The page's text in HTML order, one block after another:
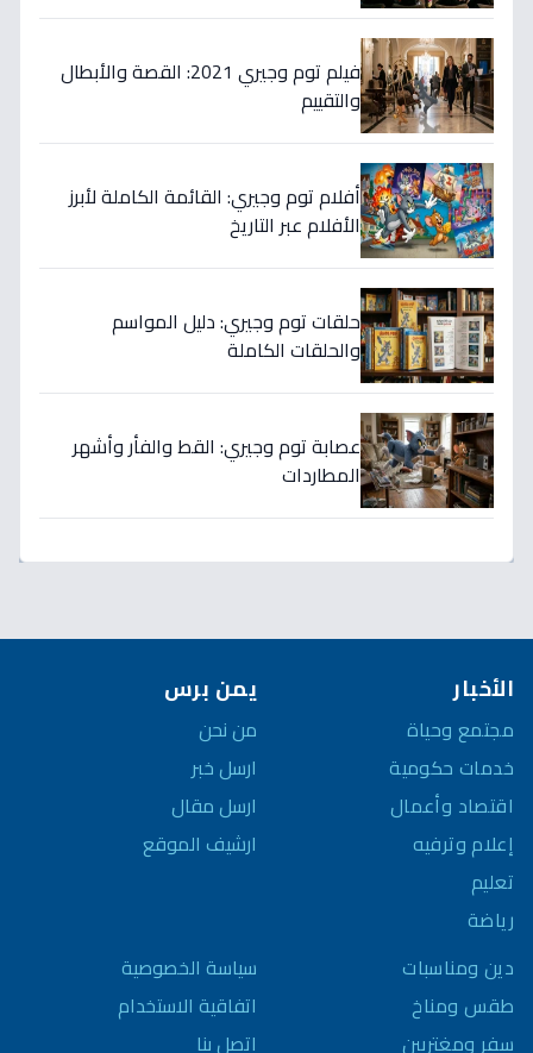
فيلم توم وجيري 2021: القصة والأبطال
والتقييم
أفلام توم وجيري: القائمة الكاملة لأبرز
الأفلام عبر التاريخ
حلقات توم وجيري: دليل المواسم
والحلقات الكاملة
عصابة توم وجيري: القط والفأر وأشهر
المطاردات
الأخبار
مجتمع وحياة
خدمات حكومية
اقتصاد وأعمال
إعلام وترفيه
تعليم
رياضة
دين ومناسبات
طقس ومناخ
سفر ومغتربين
يمن برس
من نحن
ارسل خبر
ارسل مقال
ارشيف الموقع
سياسة الخصوصية
اتفاقية الاستخدام
اتصل بنا